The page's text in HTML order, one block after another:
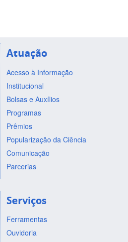
Atuação
Acesso à Informação
Institucional
Bolsas e Auxílios
Programas
Prêmios
Popularização da Ciência
Comunicação
Parcerias
Serviços
Ferramentas
Ouvidoria